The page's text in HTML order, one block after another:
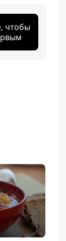
чтобы